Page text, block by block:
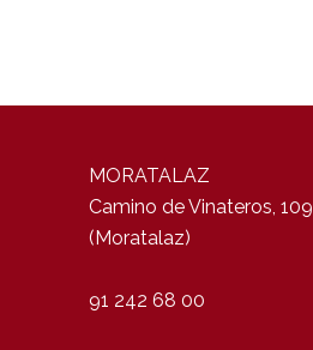
MORATALAZ
Camino de Vinateros, 109
(Moratalaz)
91 242 68 00